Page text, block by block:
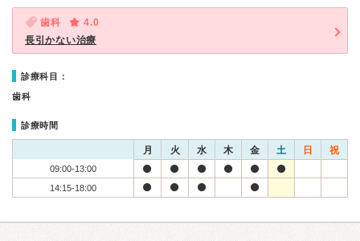
歯科
4.0
長引かない治療
診療科目：
歯科
診療時間
月 火 水 木 金 土 日 祝
09:00-13:00
14:15-18:00